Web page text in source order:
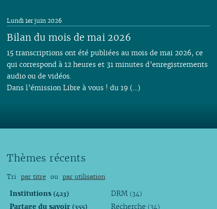
Bilan du mois de mai 2026
Lundi 1er juin 2026
15 transcriptions ont été publiées au mois de mai 2026, ce
qui correspond à 12 heures et 31 minutes d’enregistrements
audio ou de vidéos.
Dans l’émission Libre à vous ! du 19 (…)
Thèmes récents
Tri par titre ou par utilisation
Institutions (423)
Partage du savoir (355)
DRM (34)
Recherche (34)